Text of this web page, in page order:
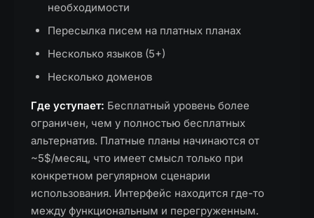
необходимости
Пересылка писем на платных планах
Несколько языков (5+)
Несколько доменов
Где уступает: Бесплатный уровень более
ограничен, чем у полностью бесплатных
альтернатив. Платные планы начинаются от
~5$/месяц, что имеет смысл только при
конкретном регулярном сценарии
использования. Интерфейс находится где-то
между функциональным и перегруженным.